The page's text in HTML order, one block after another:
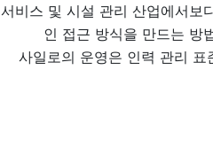
서비스 및 시설 관리 산업에서보
인 접근 방식을 만드는 방
사일로의 운영은 인력 관리 표